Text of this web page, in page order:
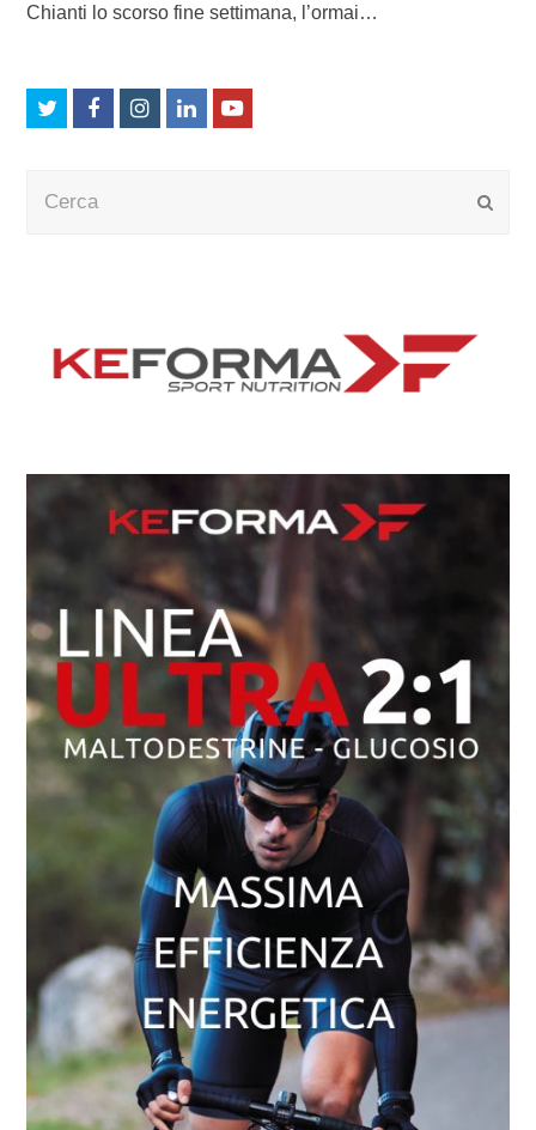
Chianti lo scorso fine settimana, l’ormai…
TwitterFacebookInstagram
LinkedInYoutube